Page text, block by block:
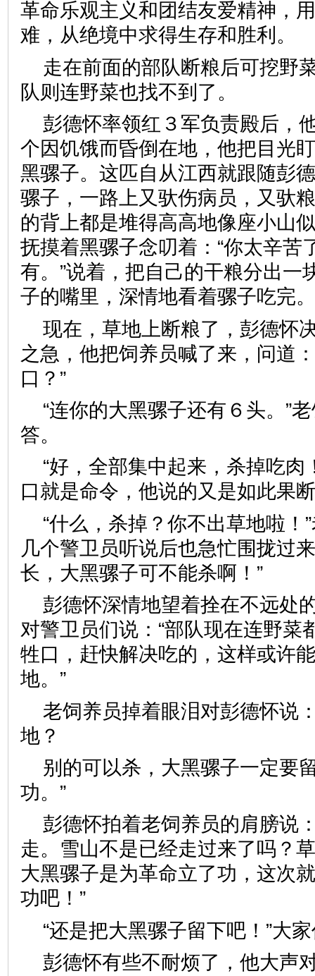
革命乐观主义和团结友爱精神，
难，从绝境中求得生存和胜利。
走在前面的部队断粮后可挖野
队则连野菜也找不到了。
彭德怀率领红３军负责殿后，
个因饥饿而昏倒在地，他把目光
黑骡子。这匹自从江西就跟随彭
骡子，一路上又驮伤病员，又驮
的背上都是堆得高高地像座小山
抚摸着黑骡子念叨着：“你太辛苦
有。”说着，把自己的干粮分出一
子的嘴里，深情地看着骡子吃完。
现在，草地上断粮了，彭德怀
之急，他把饲养员喊了来，问道
口？”
“连你的大黑骡子还有６头。”
答。
“好，全部集中起来，杀掉吃肉
口就是命令，他说的又是如此果
“什么，杀掉？你不出草地啦！
几个警卫员听说后也急忙围拢过
长，大黑骡子可不能杀啊！”
彭德怀深情地望着拴在不远处
对警卫员们说：“部队现在连野菜
牲口，赶快解决吃的，这样或许
地。”
老饲养员掉着眼泪对彭德怀说
地？
别的可以杀，大黑骡子一定要
功。”
彭德怀拍着老饲养员的肩膀说
走。雪山不是已经走过来了吗？
大黑骡子是为革命立了功，这次
功吧！”
“还是把大黑骡子留下吧！”大
彭德怀有些不耐烦了，他大声